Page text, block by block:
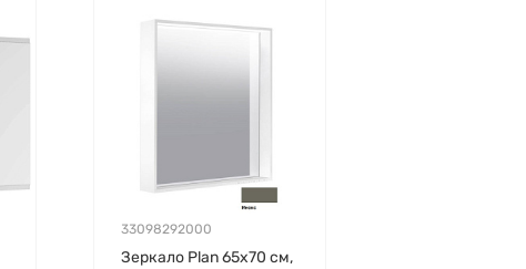
33098292000
Зеркало Plan 65х70 см,